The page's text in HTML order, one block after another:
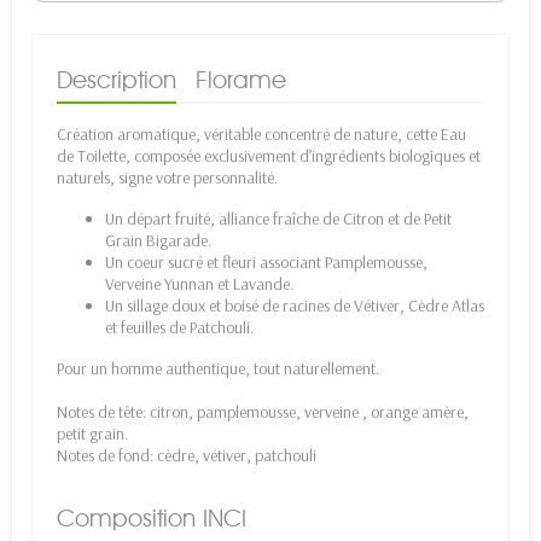
Description Florame
Création aromatique, véritable concentré de nature, cette Eau
de Toilette, composée exclusivement d’ingrédients biologiques et
naturels, signe votre personnalité.
Un départ fruité, alliance fraîche de Citron et de Petit
Grain Bigarade.
Un coeur sucré et fleuri associant Pamplemousse,
Verveine Yunnan et Lavande.
Un sillage doux et boisé de racines de Vétiver, Cèdre Atlas
et feuilles de Patchouli.
Pour un homme authentique, tout naturellement.
Notes de tête: citron, pamplemousse, verveine , orange amère,
petit grain.
Notes de fond: cèdre, vétiver, patchouli
Composition INCI